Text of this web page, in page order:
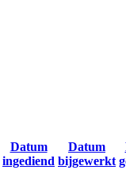
Datum
ingediend
Datum
bijgewerkt